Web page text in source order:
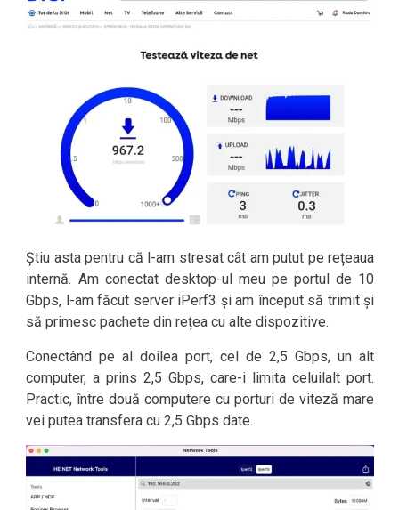
Știu asta pentru că l-am stresat cât am putut pe rețeaua
internă. Am conectat desktop-ul meu pe portul de 10
Gbps, l-am făcut server iPerf3 și am început să trimit și
să primesc pachete din rețea cu alte dispozitive.
Conectând pe al doilea port, cel de 2,5 Gbps, un alt
computer, a prins 2,5 Gbps, care-i limita celuilalt port.
Practic, între două computere cu porturi de viteză mare
vei putea transfera cu 2,5 Gbps date.